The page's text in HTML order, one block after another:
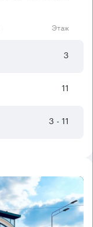
Этаж
3
11
3 - 11